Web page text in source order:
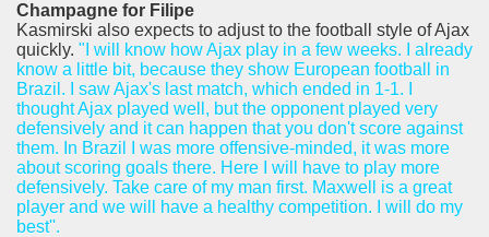
Champagne for Filipe
Kasmirski also expects to adjust to the football style of Ajax
quickly. "I will know how Ajax play in a few weeks. I already
know a little bit, because they show European football in
Brazil. I saw Ajax's last match, which ended in 1-1. I
thought Ajax played well, but the opponent played very
defensively and it can happen that you don't score against
them. In Brazil I was more offensive-minded, it was more
about scoring goals there. Here I will have to play more
defensively. Take care of my man first. Maxwell is a great
player and we will have a healthy competition. I will do my
best''.